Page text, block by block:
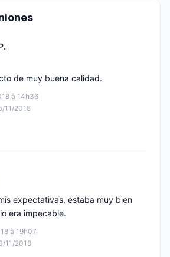
à 14h36
11/2018
de muy buena calidad.
à 19h07
11/2018
expectativas, estaba muy bien
era impecable.